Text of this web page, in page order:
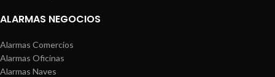
ALARMAS NEGOCIOS
Alarmas Comercios
Alarmas Oficinas
Alarmas Naves